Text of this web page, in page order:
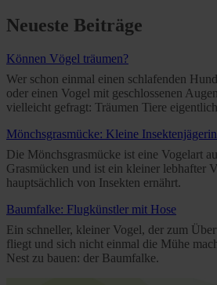
Neueste Beiträge
Können Vögel träumen?
Wer schon einmal einen schlafenden
oder einen Vogel mit geschlossenen
vielleicht gefragt: Träumen Tiere
Mönchsgrasmücke: Kleine Insektenjägerin
Die Mönchsgrasmücke ist eine Vogelart
Grasmücken und ist ein kleiner lebhafter
hauptsächlich von Insekten ernährt.
Baumfalke: Flugkünstler mit Hose
Ein schneller, kleiner Vogel, der zum
fliegt und sich nicht einmal die Mühe
Nest zu bauen: der Baumfalke.